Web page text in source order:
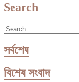
Search
Search
…
সর্বশেষ
বিশেষ সংবাদ